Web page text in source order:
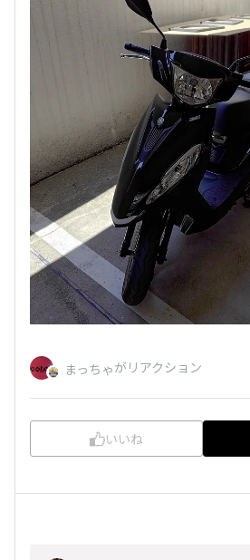
まっちゃがリアクション
いいね